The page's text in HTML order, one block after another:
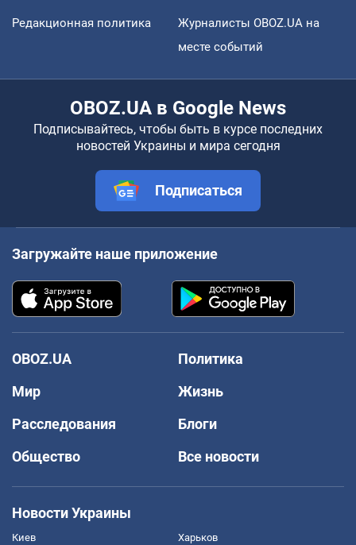
Редакционная политика
Журналисты OBOZ.UA на
месте событий
OBOZ.UA в Google News
Подписывайтесь, чтобы быть в курсе последних
новостей Украины и мира сегодня
Подписаться
Загружайте наше приложение
OBOZ.UA
Политика
Мир
Жизнь
Расследования
Блоги
Общество
Все новости
Новости Украины
Киев Харьков